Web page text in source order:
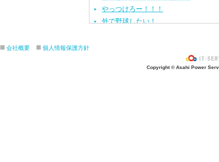
やっつけろー！！！
外で野球したい！
あの先生はだ〜れ？
会社概要 個人情報保護方針
Copyright © Asahi Power